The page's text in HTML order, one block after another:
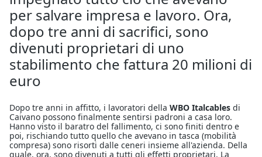
per salvare impresa e lavoro. Ora,
dopo tre anni di sacrifici, sono
divenuti proprietari di uno
stabilimento che fattura 20 milioni di
euro
Dopo tre anni in affitto, i lavoratori della WBO Italcables di
Caivano possono finalmente sentirsi padroni a casa loro.
Hanno visto il baratro del fallimento, ci sono finiti dentro e
poi, rischiando tutto quello che avevano in tasca (mobilità
compresa) sono risorti dalle ceneri insieme all'azienda. Della
quale, ora, sono divenuti a tutti gli effetti proprietari. La